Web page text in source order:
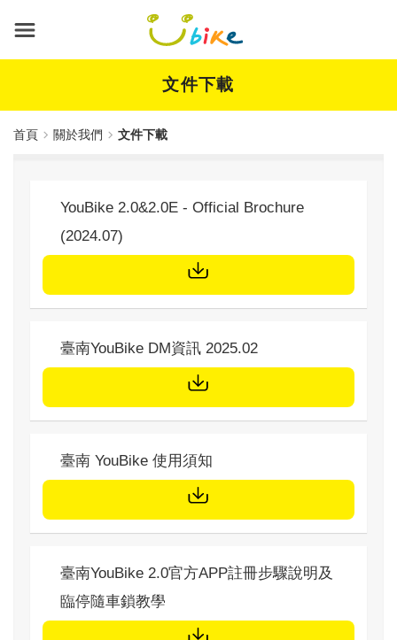
要
文件下載
首頁 關於我們 文件下載
標題
YouBike 2.0&2.0E - Official Brochure
(2024.07)
文件下載
標題
臺南YouBike DM資訊 2025.02
文件下載
標題
臺南 YouBike 使用須知
文件下載
標題
臺南YouBike 2.0官方APP註冊步驟說明及
臨停隨車鎖教學
文件下載